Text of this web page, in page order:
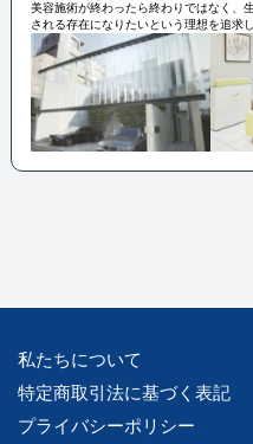
美容施術が終わったら終わりではなく、
される存在になりたいという理想を追求
私たちについて
特定商取引法に基づく表記
プライバシーポリシー